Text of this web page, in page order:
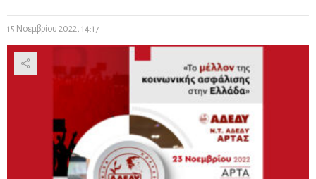
15 Νοεμβρίου 2022, 14:17